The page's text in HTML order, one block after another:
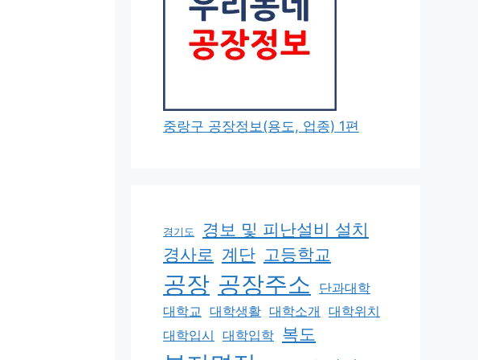
중랑구 공장정보(용도, 업종) 1편
경기도
경보 및 피난설비 설치
경사로 계단 고등학교
공장 공장주소
단과대학
대학교
대학생활 대학소개 대학위치
대학입시 대학입학 복도